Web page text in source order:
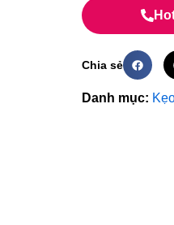
Chia sẻ
Danh mục: